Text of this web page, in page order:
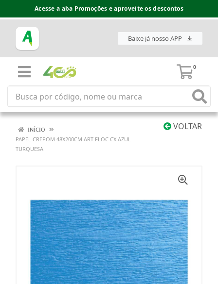
Acesse a aba Promoções e aproveite os descontos
Baixe já nosso APP
0
VOLTAR
INÍCIO
PAPEL CREPOM 48X200CM ART FLOC CX AZUL
TURQUESA